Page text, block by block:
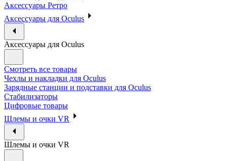
Аксессуары Ретро
Аксессуары для Oculus
Аксессуары для Oculus
Смотреть все товары
Чехлы и накладки для Oculus
Зарядные станции и подставки для Oculus
Стабилизаторы
Цифровые товары
Шлемы и очки VR
Шлемы и очки VR